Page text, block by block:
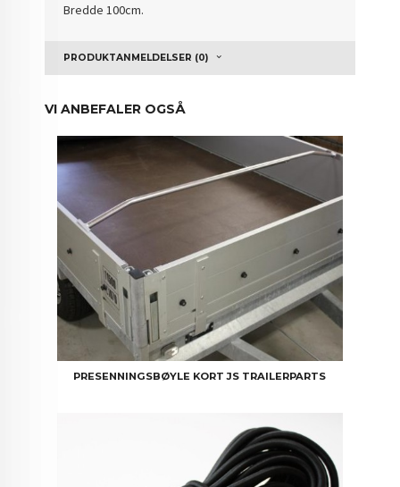
Bredde 100cm.
PRODUKTANMELDELSER (0)
VI ANBEFALER OGSÅ
PRESENNINGSBØYLE KORT JS TRAILERPARTS